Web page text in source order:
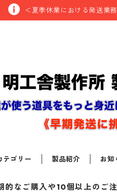
＜夏季休業における発送業
テゴリー 製品紹介 お知
的なご購入や10個以上のご